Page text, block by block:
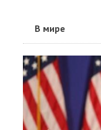
В мире